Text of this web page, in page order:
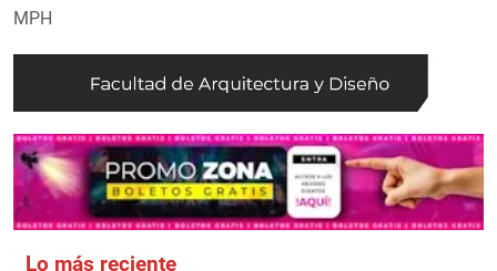
MPH
Lo más reciente